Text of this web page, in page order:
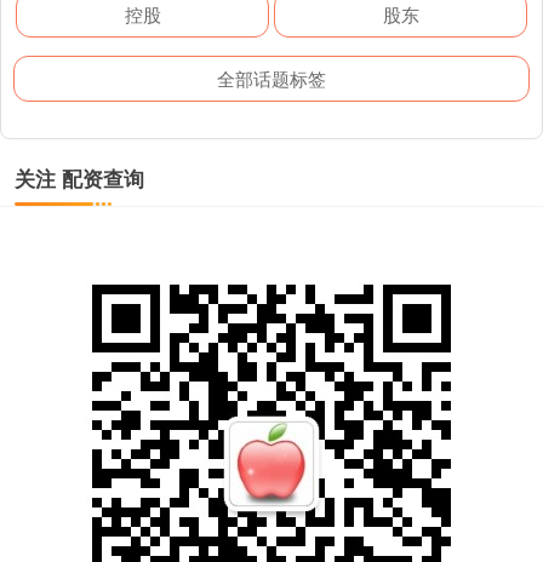
控股 股东
全部话题标签
关注 配资查询